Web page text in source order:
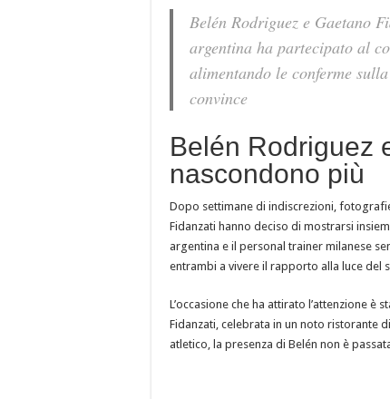
Belén Rodriguez e Gaetano
argentina ha partecipato al
alimentando le conferme
convince
Belén Rodriguez
nascondono più
Dopo settimane di indiscrezioni,
Fidanzati hanno deciso di mostrarsi
argentina e il personal trainer milanese
entrambi a vivere il rapporto alla luce del
L’occasione che ha attirato l’attenzione
Fidanzati, celebrata in un noto ristorante
atletico, la presenza di Belén non è